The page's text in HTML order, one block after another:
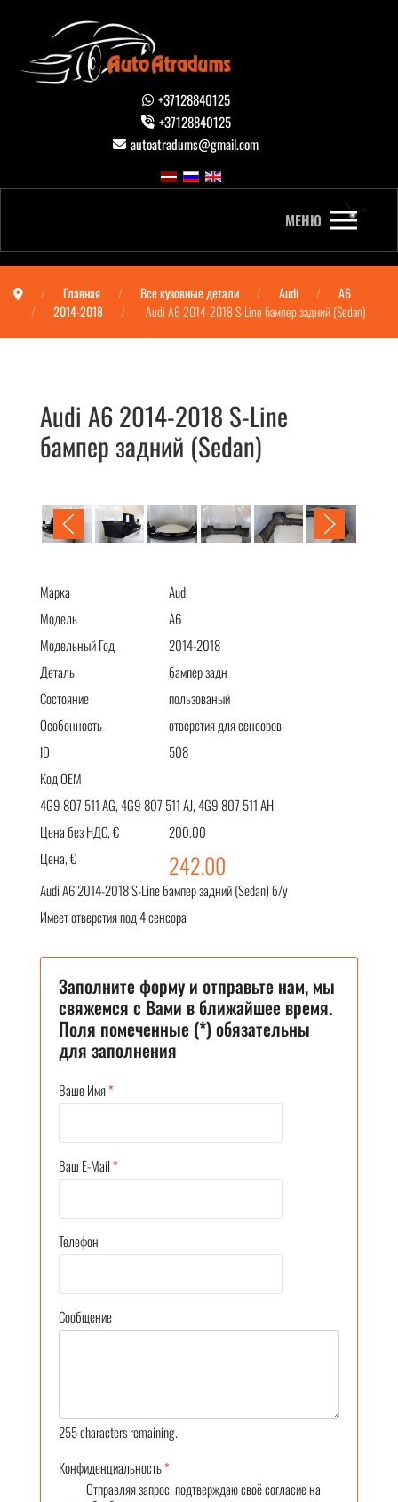
+37128840125
+37128840125
autoatradums@gmail.com
МЕНЮ
Главная Все кузовные детали Audi
A6
2014-2018
Audi A6 2014-2018 S-Line бампер задний (Sedan)
Audi A6 2014-2018 S-Line
бампер задний (Sedan)
Марка
Audi
Модель
A6
Модельный Год
2014-2018
Деталь
бампер задн
Состояние
пользованый
Особенность
отверстия для сенсоров
ID
508
Код OEM
4G9 807 511 AG, 4G9 807 511 AJ, 4G9 807 511 AH
Цена без НДС, €
200.00
Цена, €
242.00
Audi A6 2014-2018 S-Line бампер задний (Sedan) б/у
Имеет отверстия под 4 сенсора
Заполните форму и отправьте нам, мы
свяжемся с Вами в ближайшее время.
Поля помеченные (*) обязательны
для заполнения
Ваше Имя*
Ваш E-Mail*
Телефон
Сообщение
255characters remaining.
Конфиденциальность*
Отправляя запрос, подтверждаю своё согласие на